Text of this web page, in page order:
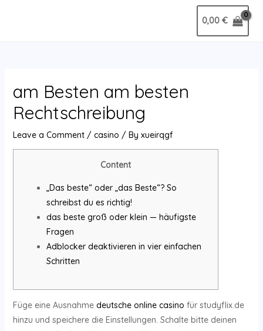
0,00€
am Besten am besten
Rechtschreibung
Leave a Comment / casino / By xueirqgf
Content
„Das beste“ oder „das Beste“? So
schreibst du es richtig!
das beste groß oder klein — häufigste
Fragen
Adblocker deaktivieren in vier einfachen
Schritten
Füge eine Ausnahme deutsche online casino für studyflix.de
hinzu und speichere die Einstellungen. Schalte bitte deinen